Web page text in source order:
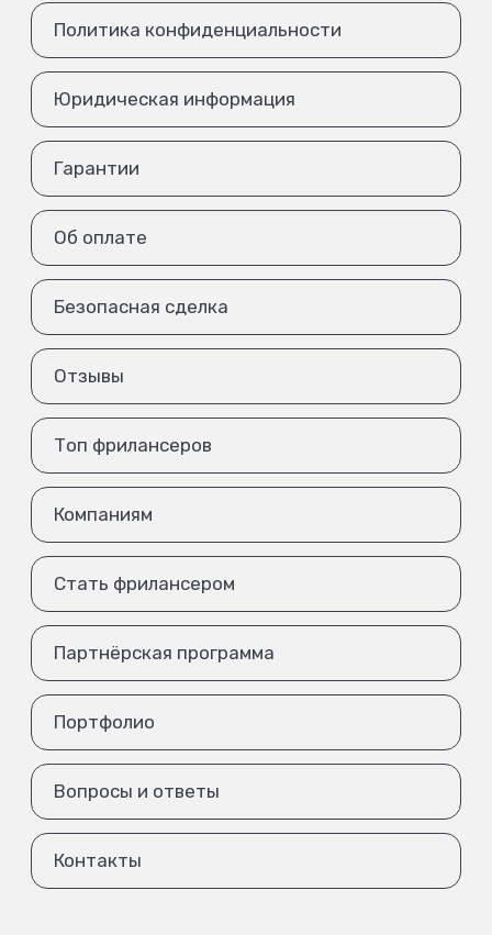
Политика конфиденциальности
Юридическая информация
Гарантии
Об оплате
Безопасная сделка
Отзывы
Топ фрилансеров
Компаниям
Стать фрилансером
Партнёрская программа
Портфолио
Вопросы и ответы
Контакты